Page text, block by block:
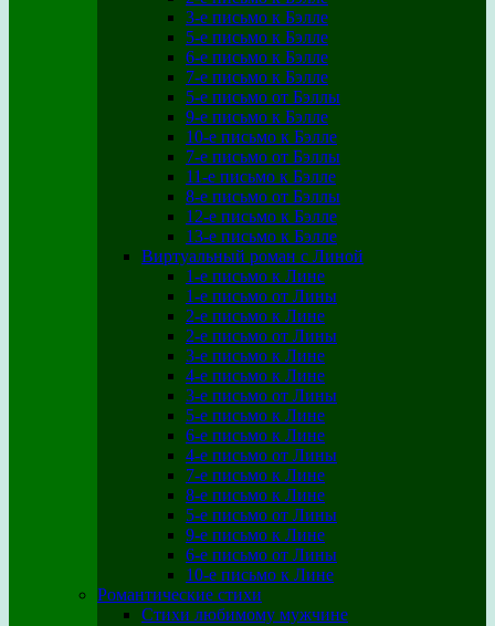
3-е письмо к Бэлле
5-е письмо к Бэлле
6-е письмо к Бэлле
7-е письмо к Бэлле
5-е письмо от Бэллы
9-е письмо к Бэлле
10-е письмо к Бэлле
7-е письмо от Бэллы
11-е письмо к Бэлле
8-е письмо от Бэллы
12-е письмо к Бэлле
13-е письмо к Бэлле
Виртуальный роман с Линой
1-е письмо к Лине
1-е письмо от Лины
2-е письмо к Лине
2-е письмо от Лины
3-е письмо к Лине
4-е письмо к Лине
3-е письмо от Лины
5-е письмо к Лине
6-е письмо к Лине
4-е письмо от Лины
7-е письмо к Лине
8-е письмо к Лине
5-е письмо от Лины
9-е письмо к Лине
6-е письмо от Лины
10-е письмо к Лине
Романтические стихи
Стихи любимому мужчине